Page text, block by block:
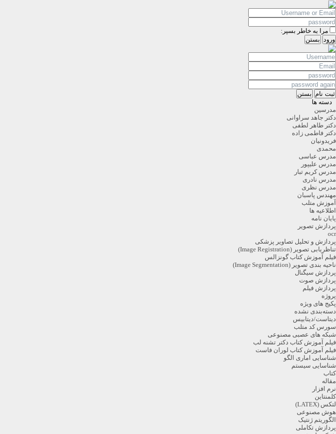
مرا به خاطر بسپر:
ورود بستن
ثبت نام بستن
دسته ها
مدرسین
دکتر جاهد سراوانی
دکتر طاهر لطفی
دکتر فاطمی زاده
فریدونیان
محمدی
مدرس عباسی
مدرس علیپور
مدرس کریم تبار
مدرس نادری
مدرس نظری
مهندس پاسبان
آموزش متلب
اطلاعیه ها
پایان نامه
پردازش تصویر
ocr
پردازش و تحلیل تصاویر پزشکی
تناظریابی تصویر (Image Registration)
فیلم آموزش کتاب گونزالس
ناحیه بندی تصویر (Image Segmentation)
پردازش سیگنال
پردازش صوت
پردازش فیلم
پروژه
پکیج های ویژه
دسته‌بندی نشده
دیتاست/دیتابیس
سورس کد متلب
شبکه های عصبی مصنوعی
فیلم آموزش کتاب دکتر تشنه لب
فیلم آموزش کتاب لوران فاست
شناسایی اماری الگو
شناسایی سیستم
کتاب
مقاله
نرم افزار
کلمنتاین
لتکس (LATEX)
هوش مصنوعی
الگوریتم ژنتیک
پردازش تکاملی